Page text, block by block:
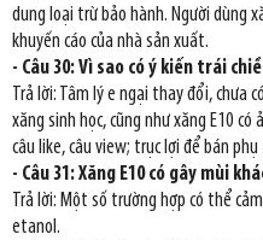
dung loại trừ bảo hành. Người dùng
khuyến cáo của nhà sản xuất.
- Câu 30: Vì sao có ý kiến trái
Trả lời: Tâm lý e ngại thay đổi, chưa
xăng sinh học, cũng như xăng E10
câu like, câu view; trục lợi để bán
- Câu 31: Xăng E10 có gây mùi
Trả lời: Một số trường hợp có thể
etanol.